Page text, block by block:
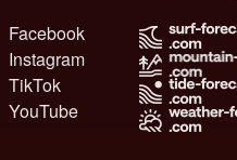
Facebook
Instagram
TikTok
YouTube